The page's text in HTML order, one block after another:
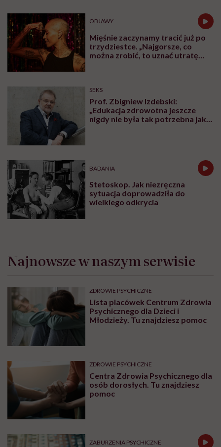
OBJAWY
Mięśnie zaczynamy tracić już po
trzydziestce. „Najgorsze, co
można zrobić, to uznać utratę
SEKS
Prof. Zbigniew Izdebski:
„Edukacja zdrowotna jeszcze
nigdy nie była tak potrzebna jak
BADANIA
Stetoskop. Jak niezręczna
sytuacja doprowadziła do
wielkiego odkrycia
Najnowsze w naszym serwisie
ZDROWIE PSYCHICZNE
Lista placówek Centrum Zdrowia
Psychicznego dla Dzieci i
Młodzieży. Tu znajdziesz pomoc
ZDROWIE PSYCHICZNE
Centra Zdrowia Psychicznego dla
osób dorosłych. Tu znajdziesz
pomoc
ZABURZENIA PSYCHICZNE